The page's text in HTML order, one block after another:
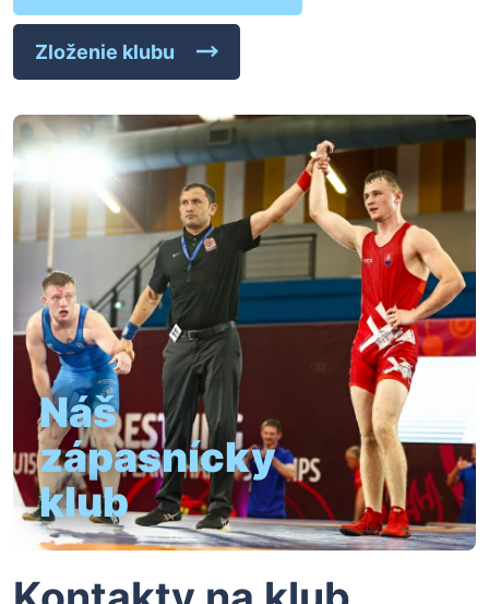
Zloženie klubu
Náš
zápasnícky
klub